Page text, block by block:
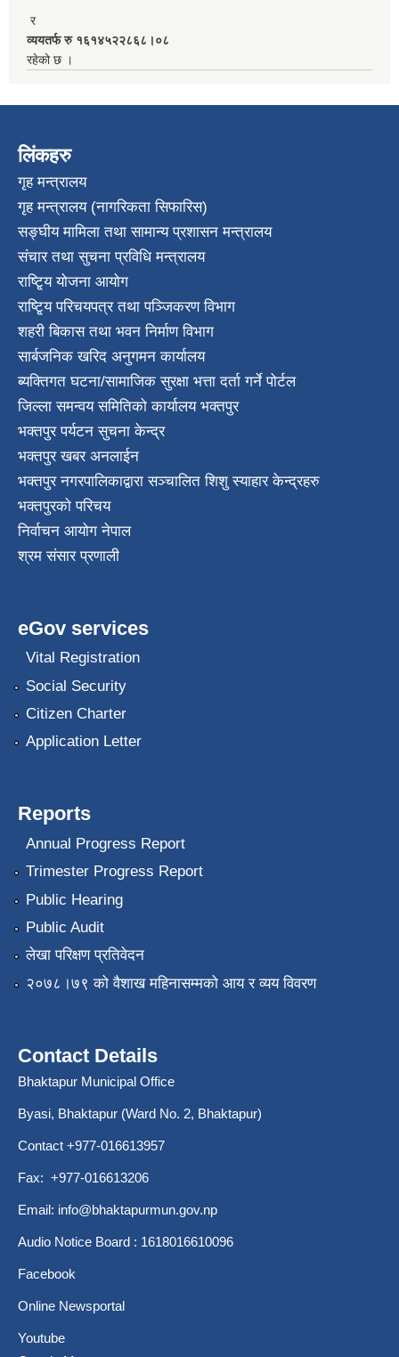
र
व्ययतर्फ रु १६१४५२२८६८।०८
रहेको छ ।
लिंकहरु
गृह मन्त्रालय
गृह मन्त्रालय (नागरिकता सिफारिस)
सङ्घीय मामिला तथा सामान्य प्रशासन मन्त्रालय
संचार तथा सुचना प्रविधि मन्त्रालय
राष्टि्ृय योजना आयोग
राष्टि्ृय परिचयपत्र तथा पञ्जिकरण विभाग
शहरी बिकास तथा भवन निर्माण विभाग
सार्बजनिक खरिद अनुगमन कार्यालय
ब्यक्तिगत घटना/सामाजिक सुरक्षा भत्ता दर्ता गर्ने पोर्टल
जिल्ला समन्वय समितिको कार्यालय भक्तपुर
भक्तपुर पर्यटन सुचना केन्द्र
भक्तपुर खबर अनलाईन
भक्तपुर नगरपालिकाद्वारा सञ्चालित शिशु स्याहार केन्द्रहरु
भक्तपुरकाे परिचय
निर्वाचन आयोग नेपाल
श्रम संसार प्रणाली
eGov services
Vital Registration
Social Security
Citizen Charter
Application Letter
Reports
Annual Progress Report
Trimester Progress Report
Public Hearing
Public Audit
लेखा परिक्षण प्रतिवेदन
२०७८।७९ को वैशाख महिनासम्मको आय र व्यय विवरण
Contact Details
Bhaktapur Municipal Office
Byasi, Bhaktapur (Ward No. 2, Bhaktapur)
Contact +977-016613957
Fax: +977-016613206
Email: info@bhaktapurmun.gov.np
Audio Notice Board : 1618016610096
Facebook
Online Newsportal
Youtube